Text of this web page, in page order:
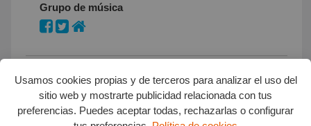
Usamos cookies propias y de terceros para analizar el uso del
sitio web y mostrarte publicidad relacionada con tus
preferencias. Puedes aceptar todas, rechazarlas o configurar
Grupo de música
Kondenados a la Rabia
Grupo de música
1